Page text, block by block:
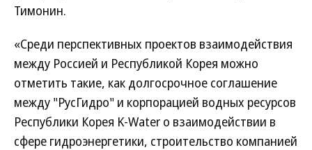
Тимонин.
«Среди перспективных проектов взаимодействия
между Россией и Республикой Корея можно
отметить такие, как долгосрочное соглашение
между "РусГидро" и корпорацией водных ресурсов
Республики Корея K-Water о взаимодействии в
сфере гидроэнергетики, строительство компанией